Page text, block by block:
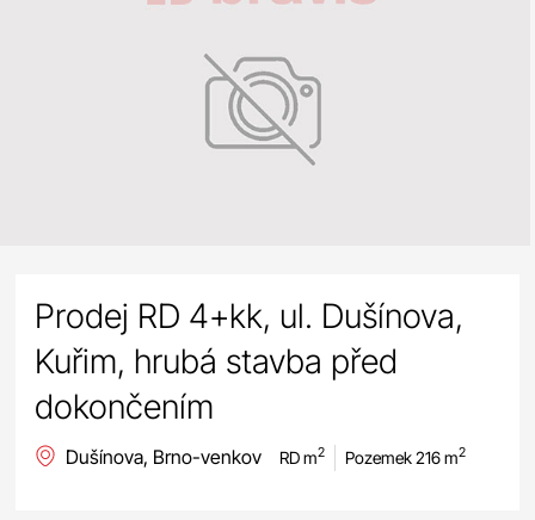
Prodej RD 4+kk, ul. Dušínova,
Kuřim, hrubá stavba před
dokončením
Dušínova, Brno-venkov RD m2 Pozemek 216 m2